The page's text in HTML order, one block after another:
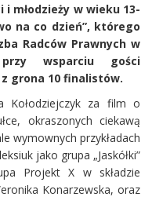
i młodzieży w wieku 13-
na co dzień”, którego
Radców Prawnych w
wsparciu gości
z grona 10 finalistów.
Kołodziejczyk za film o
okraszonych ciekawą
wymownych przykładach
jako grupa „Jaskółki”
Projekt X w składzie
Konarzewska, oraz